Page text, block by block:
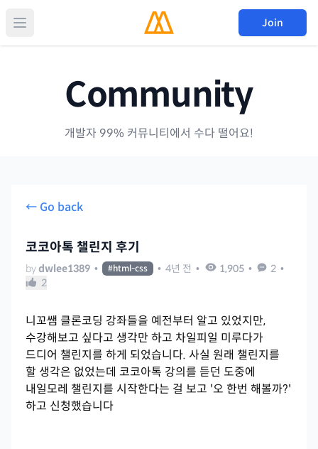
Join
Community
개발자 99% 커뮤니티에서 수다 떨어요!
← Go back
코코아톡 챌린지 후기
bydwlee1389 • #html-css • 4년 전 • 1,905 • 2 •
2
니꼬쌤 클론코딩 강좌들을 예전부터 알고 있었지만,
수강해보고 싶다고 생각만 하고 차일피일 미루다가
드디어 챌린지를 하게 되었습니다. 사실 원래 챌린지를
할 생각은 없었는데 코코아톡 강의를 듣던 도중에
내일모레 챌린지를 시작한다는 걸 보고 '오 한번 해볼까?'
하고 신청했습니다